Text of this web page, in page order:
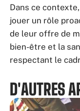
Dans ce
jouer un rôle
de leur offre de
bien-être et la
respectant le
D'AUTRES